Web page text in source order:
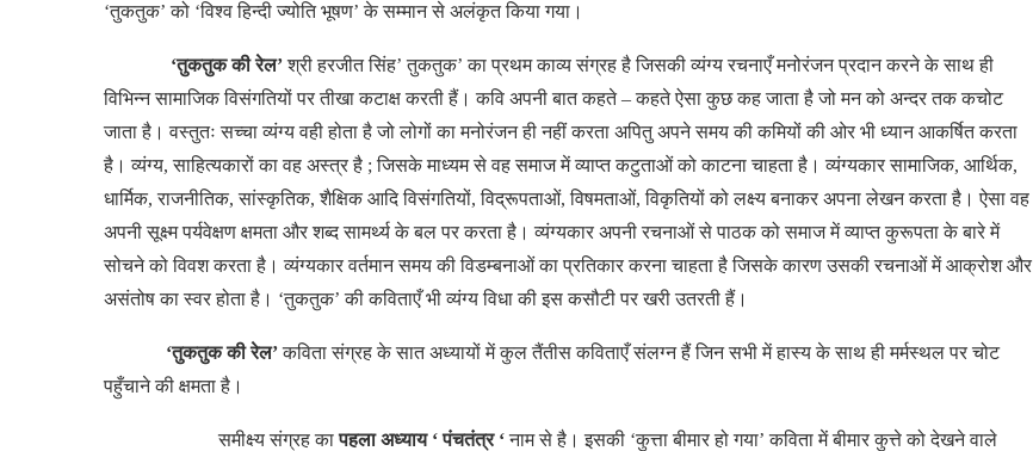
‘तुकतुक’ को ‘विश्व हिन्दी ज्योति भूषण’ के सम्मान से अलंकृत किया गया।
‘तुकतुक की रेल’श्री हरजीत सिंह’ तुकतुक’ का प्रथम काव्य संग्रह है जिसकी व्यंग्य रचनाएँ मनोरंजन प्रदान करने के साथ ही
विभिन्न सामाजिक विसंगतियों पर तीखा कटाक्ष करती हैं। कवि अपनी बात कहते – कहते ऐसा कुछ कह जाता है जो मन को अन्दर तक कचोट
जाता है। वस्तुतः सच्चा व्यंग्य वही होता है जो लोगों का मनोरंजन ही नहीं करता अपितु अपने समय की कमियों की ओर भी ध्यान आकर्षित करता
है। व्यंग्य, साहित्यकारों का वह अस्त्र है ; जिसके माध्यम से वह समाज में व्याप्त कटुताओं को काटना चाहता है। व्यंग्यकार सामाजिक, आर्थिक,
धार्मिक, राजनीतिक, सांस्कृतिक, शैक्षिक आदि विसंगतियों, विद्रूपताओं, विषमताओं, विकृतियों को लक्ष्य बनाकर अपना लेखन करता है। ऐसा वह
अपनी सूक्ष्म पर्यवेक्षण क्षमता और शब्द सामर्थ्य के बल पर करता है। व्यंग्यकार अपनी रचनाओं से पाठक को समाज में व्याप्त कुरूपता के बारे में
सोचने को विवश करता है। व्यंग्यकार वर्तमान समय की विडम्बनाओं का प्रतिकार करना चाहता है जिसके कारण उसकी रचनाओं में आक्रोश और
असंतोष का स्वर होता है। ‘तुकतुक’ की कविताएँ भी व्यंग्य विधा की इस कसौटी पर खरी उतरती हैं।
‘तुकतुक की रेल’ कविता संग्रह के सात अध्यायों में कुल तैंतीस कविताएँ संलग्न हैं जिन सभी में हास्य के साथ ही मर्मस्थल पर चोट
पहुँचाने की क्षमता है।
समीक्ष्य संग्रह का पहला अध्याय ‘ पंचतंत्र ‘नाम से है। इसकी ‘कुत्ता बीमार हो गया’ कविता में बीमार कुत्ते को देखने वाले